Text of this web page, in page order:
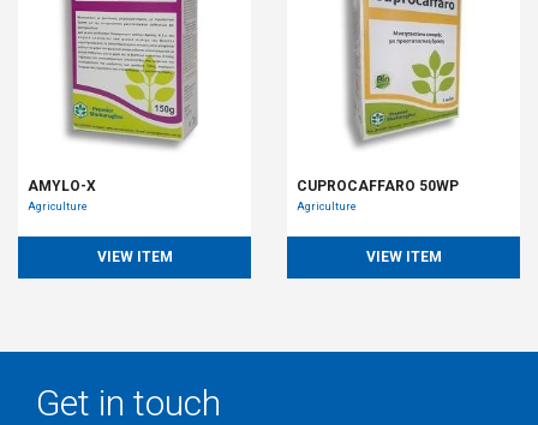
AMYLO-X
Agriculture
VIEW ITEM
CUPROCAFFARO 50WP
Agriculture
VIEW ITEM
Get in touch